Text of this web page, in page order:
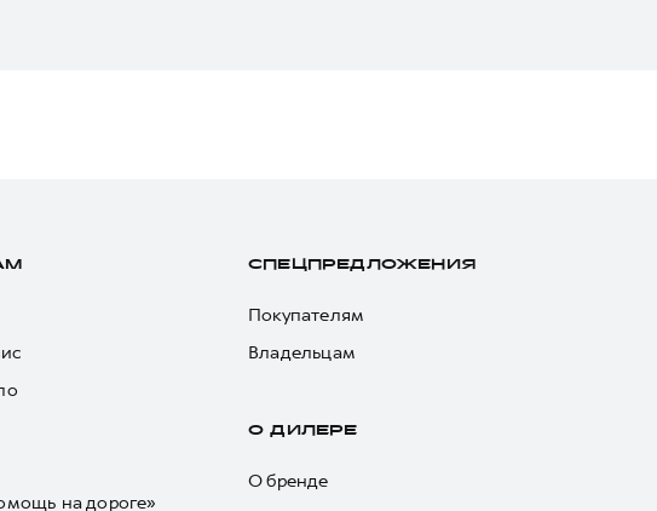
на дороге»
СПЕЦПРЕДЛОЖЕНИЯ
Покупателям
Владельцам
О ДИЛЕРЕ
О бренде